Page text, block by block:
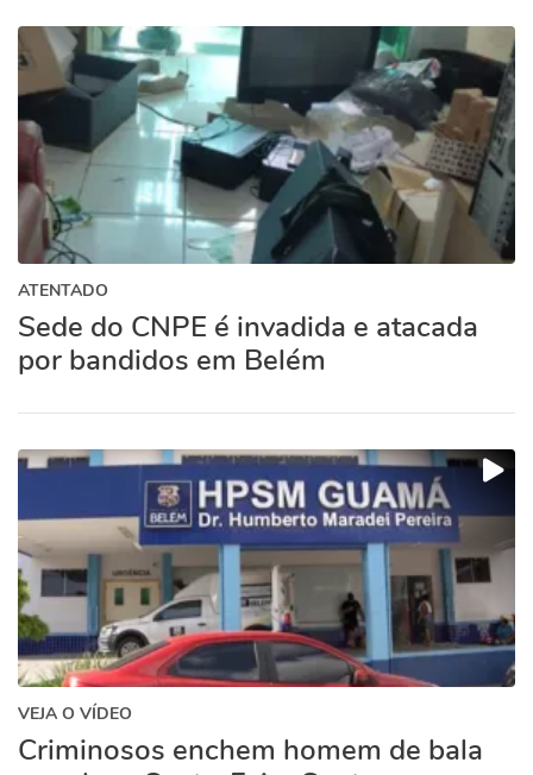
ATENTADO
Sede do CNPE é invadida e atacada
por bandidos em Belém
VEJA O VÍDEO
Criminosos enchem homem de bala